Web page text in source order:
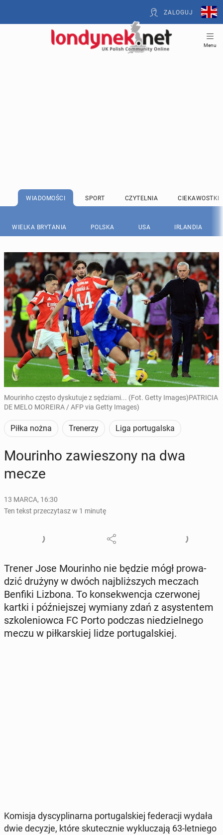
ZALOGUJ
Menu
WIADOMOŚCI SPORT CZYTELNIA CIEKAWOSTKI
WIELKA BRYTANIA POLSKA USA IRLANDIA
Mourinho często dyskutuje z sędziami... (Fot. Getty Images)PATRICIA
DE MELO MOREIRA / AFP via Getty Images)
Piłka nożna Trenerzy Liga portugalska
Mo­urin­ho za­wie­szo­ny na dwa
mecze
13 MARCA, 16:30
Ten tekst przeczytasz w 1 minutę
Trener Jose Mo­urin­ho nie będzie mógł pro­wa­
dzić drużyny w dwóch naj­bliż­szych meczach
Benfiki Lizbona. To kon­se­kwen­cja czer­wo­nej
kartki i póź­niej­szej wymiany zdań z asy­sten­tem
szko­le­niow­ca FC Porto podczas nie­dziel­ne­go
meczu w pił­kar­skiej lidze por­tu­gal­skiej.
Komisja dys­cy­pli­nar­na por­tu­gal­skiej fe­de­ra­cji wydała
dwie decyzje, które sku­tecz­nie wy­klu­cza­ją 63-let­nie­go